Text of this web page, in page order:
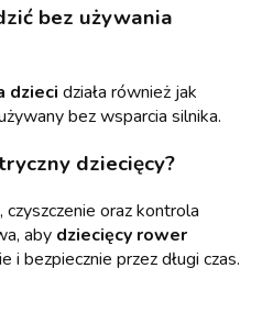
bez używania
dzieci działa również jak
bez wsparcia silnika.
dziecięcy?
oraz kontrola
aby dziecięcy rower
i bezpiecznie przez długi czas.